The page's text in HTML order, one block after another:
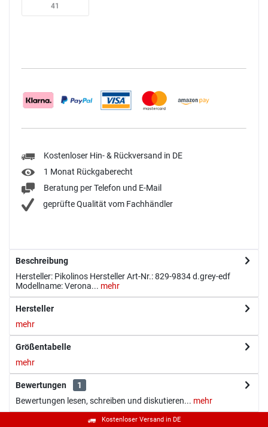
41
Kostenloser Hin- & Rückversand in DE
1 Monat Rückgaberecht
Beratung per Telefon und E-Mail
geprüfte Qualität vom Fachhändler
Beschreibung
Hersteller: Pikolinos Hersteller Art-Nr.: 829-9834 d.grey-edf
Modellname: Verona... mehr
Hersteller
mehr
Größentabelle
mehr
Bewertungen
1
Bewertungen lesen, schreiben und diskutieren... mehr
Kostenloser Versand in DE